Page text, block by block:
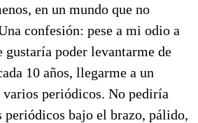
en un mundo que no
confesión: pese a mi odio a
poder levantarme de
10 años, llegarme a un
periódicos. No pediría
periódicos bajo el brazo, pálido,